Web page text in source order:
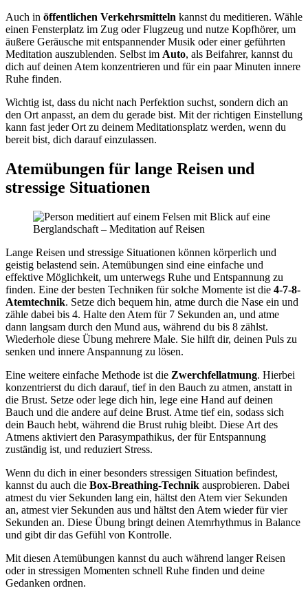
Auch in öffentlichen Verkehrsmitteln kannst du meditieren. Wähle
einen Fensterplatz im Zug oder Flugzeug und nutze Kopfhörer, um
äußere Geräusche mit entspannender Musik oder einer geführten
Meditation auszublenden. Selbst im Auto, als Beifahrer, kannst du
dich auf deinen Atem konzentrieren und für ein paar Minuten innere
Ruhe finden.
Wichtig ist, dass du nicht nach Perfektion suchst, sondern dich an
den Ort anpasst, an dem du gerade bist. Mit der richtigen Einstellung
kann fast jeder Ort zu deinem Meditationsplatz werden, wenn du
bereit bist, dich darauf einzulassen.
Atemübungen für lange Reisen und
stressige Situationen
Lange Reisen und stressige Situationen können körperlich und
geistig belastend sein. Atemübungen sind eine einfache und
effektive Möglichkeit, um unterwegs Ruhe und Entspannung zu
finden. Eine der besten Techniken für solche Momente ist die 4-7-8-
Atemtechnik. Setze dich bequem hin, atme durch die Nase ein und
zähle dabei bis 4. Halte den Atem für 7 Sekunden an, und atme
dann langsam durch den Mund aus, während du bis 8 zählst.
Wiederhole diese Übung mehrere Male. Sie hilft dir, deinen Puls zu
senken und innere Anspannung zu lösen.
Eine weitere einfache Methode ist die Zwerchfellatmung. Hierbei
konzentrierst du dich darauf, tief in den Bauch zu atmen, anstatt in
die Brust. Setze oder lege dich hin, lege eine Hand auf deinen
Bauch und die andere auf deine Brust. Atme tief ein, sodass sich
dein Bauch hebt, während die Brust ruhig bleibt. Diese Art des
Atmens aktiviert den Parasympathikus, der für Entspannung
zuständig ist, und reduziert Stress.
Wenn du dich in einer besonders stressigen Situation befindest,
kannst du auch die Box-Breathing-Technik ausprobieren. Dabei
atmest du vier Sekunden lang ein, hältst den Atem vier Sekunden
an, atmest vier Sekunden aus und hältst den Atem wieder für vier
Sekunden an. Diese Übung bringt deinen Atemrhythmus in Balance
und gibt dir das Gefühl von Kontrolle.
Mit diesen Atemübungen kannst du auch während langer Reisen
oder in stressigen Momenten schnell Ruhe finden und deine
Gedanken ordnen.